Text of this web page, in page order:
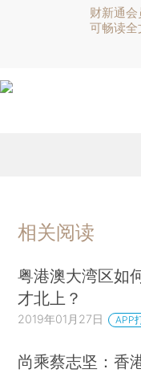
财新通会
可畅读全
相关阅读
粤港澳大湾区如
才北上？
2019年01月27日 APP
尚乘蔡志坚：香